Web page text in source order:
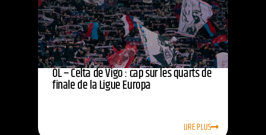
OL – Celta de Vigo : cap sur les quarts de
finale de la Ligue Europa
LIRE PLUS